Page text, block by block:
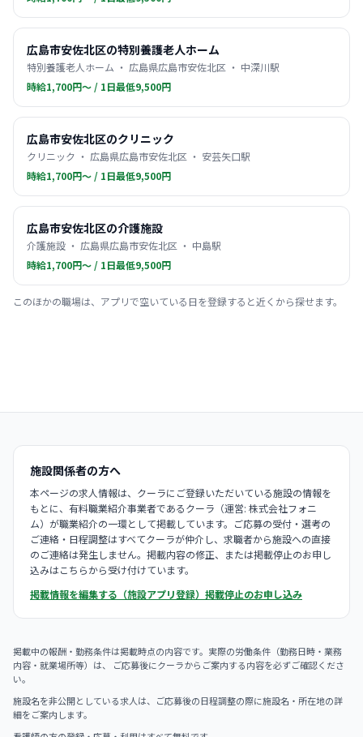
広島市安佐北区の特別養護老人ホーム
特別養護老人ホーム ・ 広島県広島市安佐北区 ・ 中深川駅
時給1,700円〜 / 1日最低9,500円
広島市安佐北区のクリニック
クリニック ・ 広島県広島市安佐北区 ・ 安芸矢口駅
時給1,700円〜 / 1日最低9,500円
広島市安佐北区の介護施設
介護施設 ・ 広島県広島市安佐北区 ・ 中島駅
時給1,700円〜 / 1日最低9,500円
このほかの職場は、アプリで空いている日を登録すると近くから探せます。
施設関係者の方へ
本ページの求人情報は、クーラにご登録いただいている施設の情報を
もとに、有料職業紹介事業者であるクーラ（運営: 株式会社フォニ
ム）が職業紹介の一環として掲載しています。ご応募の受付・選考の
ご連絡・日程調整はすべてクーラが仲介し、求職者から施設への直接
のご連絡は発生しません。掲載内容の修正、または掲載停止のお申し
込みはこちらから受け付けています。
掲載情報を編集する（施設アプリ登録） 掲載停止のお申し込み
掲載中の報酬・勤務条件は掲載時点の内容です。実際の労働条件（勤務日時・業務
内容・就業場所等）は、 ご応募後にクーラからご案内する内容を必ずご確認くださ
い。
施設名を非公開としている求人は、ご応募後の日程調整の際に施設名・所在地の詳
細をご案内します。